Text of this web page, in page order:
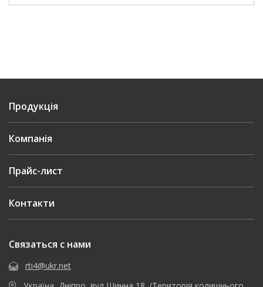
Продукція
Компанія
Прайс-лист
Контакти
Связаться с нами
rti4@ukr.net